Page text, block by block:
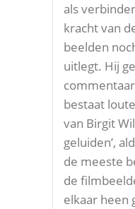
als
kracht van
beelden
uitlegt. Hij
bestaat
van Birgit
geluiden’,
de meeste
de
elkaar heen